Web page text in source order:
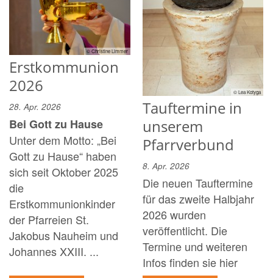
© Christine Limmer
Erstkommunion
2026
28. Apr. 2026
Bei Gott zu Hause
Unter dem Motto: „Bei
Gott zu Hause“ haben
sich seit Oktober 2025
die
Erstkommunionkinder
der Pfarreien St.
Jakobus Nauheim und
Johannes XXIII. ...
© Lea Kotyga
Tauftermine in
unserem
Pfarrverbund
8. Apr. 2026
Die neuen Tauftermine
für das zweite Halbjahr
2026 wurden
veröffentlicht. Die
Termine und weiteren
Infos finden sie hier